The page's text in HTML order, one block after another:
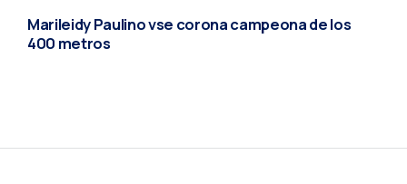
Marileidy Paulino vse corona campeona de los
400 metros